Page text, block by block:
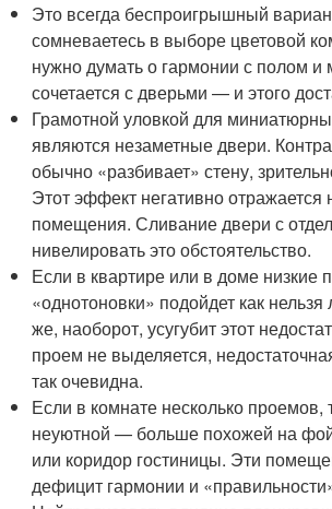
Это всегда беспроигрышный
сомневаетесь в выборе цветовой
нужно думать о гармонии с полом и
сочетается с дверьми — и этого
Грамотной уловкой для
являются незаметные двери.
обычно «разбивает» стену,
Этот эффект негативно
помещения. Сливание двери с
нивелировать это обстоятельство.
Если в квартире или в доме низкие
«однотоновки» подойдет как
же, наоборот, усугубит этот
проем не выделяется,
так очевидна.
Если в комнате несколько проемов,
неуютной — больше похожей на
или коридор гостиницы. Эти
дефицит гармонии и